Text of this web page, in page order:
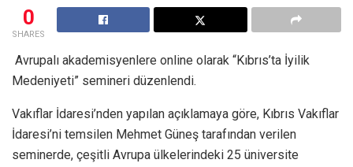
0
SHARES
Avrupalı akademisyenlere online olarak “Kıbrıs’ta İyilik
Medeniyeti” semineri düzenlendi.
Vakıflar İdaresi’nden yapılan açıklamaya göre, Kıbrıs Vakıflar
İdaresi’ni temsilen Mehmet Güneş tarafından verilen
seminerde, çeşitli Avrupa ülkelerindeki 25 üniversite